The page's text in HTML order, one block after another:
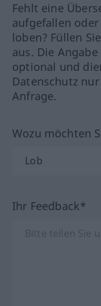
Fehlt eine
aufgefallen
loben? Füllen
aus. Die
optional und
Datenschutz
Anfrage.
Wozu möchten
Ihr Feedback*